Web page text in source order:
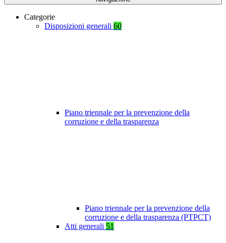
Categorie
Disposizioni generali 60
Piano triennale per la prevenzione della
corruzione e della trasparenza
Piano triennale per la prevenzione della
corruzione e della trasparenza (PTPCT)
Atti generali 51